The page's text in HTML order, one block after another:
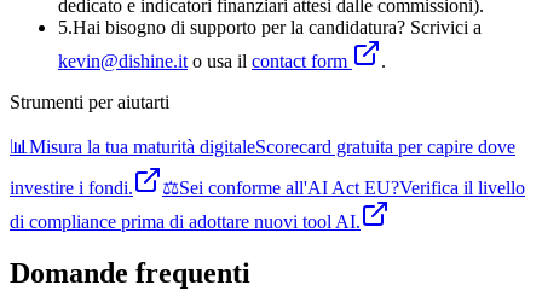
dedicato e indicatori finanziari attesi dalle commissioni).
5.Hai bisogno di supporto per la candidatura? Scrivici a
kevin@dishine.it o usa il contact form
.
Strumenti per aiutarti
📊 Misura la tua maturità digitaleScorecard gratuita per capire dove
investire i fondi.
⚖️Sei conforme all'AI Act EU?Verifica il livello
di compliance prima di adottare nuovi tool AI.
Domande frequenti